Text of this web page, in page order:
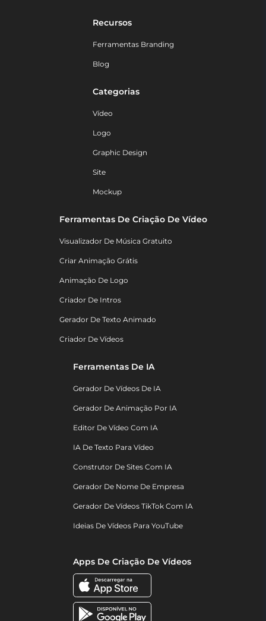
Recursos
Ferramentas Branding
Blog
Categorias
Vídeo
Logo
Graphic Design
Site
Mockup
Ferramentas De Criação De Vídeo
Visualizador De Música Gratuito
Criar Animação Grátis
Animação De Logo
Criador De Intros
Gerador De Texto Animado
Criador De Vídeos
Ferramentas De IA
Gerador De Vídeos De IA
Gerador De Animação Por IA
Editor De Vídeo Com IA
IA De Texto Para Vídeo
Construtor De Sites Com IA
Gerador De Nome De Empresa
Gerador De Vídeos TikTok Com IA
Ideias De Vídeos Para YouTube
Apps De Criação De Vídeos